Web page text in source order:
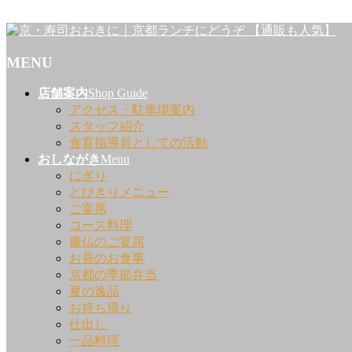
MENU
店舗案内Shop Guide
アクセス・駐車場案内
スタッフ紹介
食育指導員としての活動
おしながき Menu
にぎり
とびきりメニュー
ご宴席
コース料理
慶仏のご宴席
お昼のお食事
京都の季節弁当
夏の逸品
お持ち帰り
仕出し
一品料理